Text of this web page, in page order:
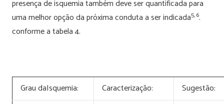
presença de isquemia também deve ser quantificada para
uma melhor opção da próxima conduta a ser indicada5, 6.
conforme a tabela 4.
Grau daIsquemia: Caracterização:
Sugestão: